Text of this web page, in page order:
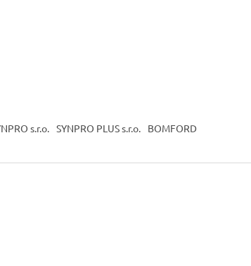
s.r.o. SYNPRO PLUS s.r.o. BOMFORD